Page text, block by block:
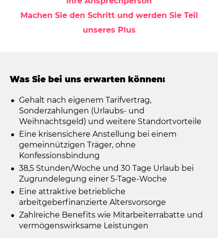
Machen Sie den Schritt und werden Sie Teil
unseres Plus
Was Sie bei uns erwarten können:
Gehalt nach eigenem Tarifvertrag,
Sonderzahlungen (Urlaubs- und
Weihnachtsgeld) und weitere Standortvorteile
Eine krisensichere Anstellung bei einem
gemeinnützigen Träger, ohne
Konfessionsbindung
38,5 Stunden/Woche und 30 Tage Urlaub bei
Zugrundelegung einer 5-Tage-Woche
Eine attraktive betriebliche
arbeitgeberfinanzierte Altersvorsorge
Zahlreiche Benefits wie Mitarbeiterrabatte und
vermögenswirksame Leistungen